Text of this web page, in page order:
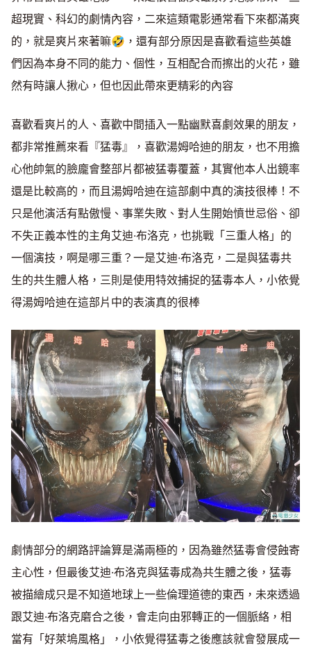
超現實、科幻的劇情內容，二來這類電影通常看下來都滿爽
的，就是爽片來著嘛🤣，還有部分原因是喜歡看這些英雄
們因為本身不同的能力、個性，互相配合而擦出的火花，雖
然有時讓人揪心，但也因此帶來更精彩的內容
喜歡看爽片的人、喜歡中間插入一點幽默喜劇效果的朋友，
都非常推薦來看『猛毒』，喜歡湯姆哈迪的朋友，也不用擔
心他帥氣的臉龐會整部片都被猛毒覆蓋，其實他本人出鏡率
還是比較高的，而且湯姆哈迪在這部劇中真的演技很棒！不
只是他演活有點傲慢、事業失敗、對人生開始憤世忌俗、卻
不失正義本性的主角艾迪·布洛克，也挑戰「三重人格」的
一個演技，啊是哪三重？一是艾迪·布洛克，二是與猛毒共
生的共生體人格，三則是使用特效捕捉的猛毒本人，小依覺
得湯姆哈迪在這部片中的表演真的很棒
劇情部分的網路評論算是滿兩極的，因為雖然猛毒會侵蝕寄
主心性，但最後艾迪·布洛克與猛毒成為共生體之後，猛毒
被描繪成只是不知道地球上一些倫理道德的東西，未來透過
跟艾迪·布洛克磨合之後，會走向由邪轉正的一個脈絡，相
當有「好萊塢風格」，小依覺得猛毒之後應該就會發展成一